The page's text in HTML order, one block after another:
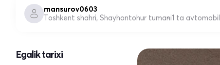
mansurov0603
Toshkent shahri, Shayhontohur tumani1 ta avtomobil
Egalik tarixi